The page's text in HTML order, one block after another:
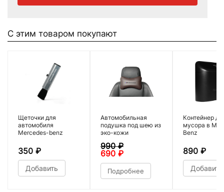
С этим товаром покупают
Щеточки для
автомобиля
Mercedes-benz
350 ₽
Добавить
Автомобильная
подушка под шею из
эко-кожи
990₽
690 ₽
Подробнее
Контейнер
мусора в
Benz
890 ₽
Добавить